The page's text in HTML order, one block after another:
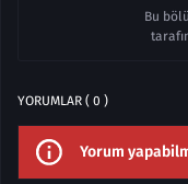
Bu
YORUMLAR ( 0 )
Yorum